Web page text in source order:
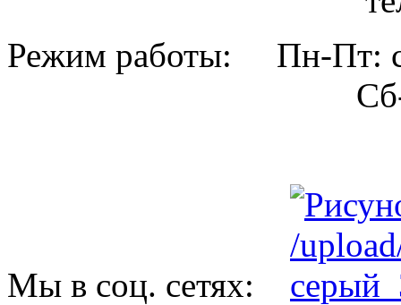
Режим работы: Пн-Пт:
Сб-Вс:
Мы в соц. сетях: